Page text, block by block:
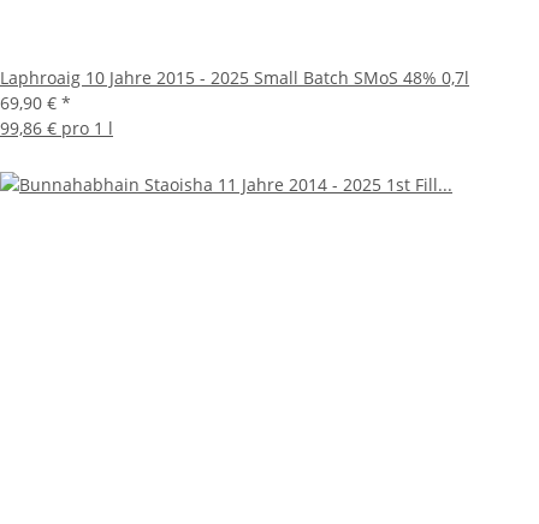
Laphroaig 10 Jahre 2015 - 2025 Small Batch SMoS 48% 0,7l
69,90 € *
99,86 € pro 1 l